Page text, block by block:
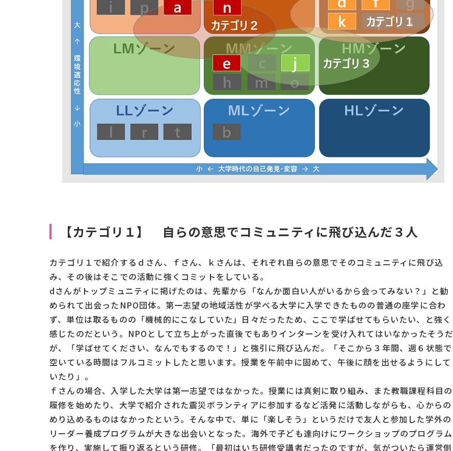
【カテゴリ１】 自らの意思でコミュニティに飛び込んだ３人
カテゴリ１で紹介するｄさん、ｆさん、ｋさんは、それぞれ自らの意思でそのコミュニティに飛び込
み、その後はそこでの活動に強くコミットをしている。
dさんがトップミュニティに掲げたのは、先輩から「なんか面白い人がいるから会ってみない？」と勧
められて出会ったNPO団体。第一志望の地域活性が学べる大学に入学できたものの普通の座学に合わ
ず、単位は取るものの「機械的にこなしていた」日々だったため、ここで学ばせてもらいたい、と強く
感じたのだという。NPOとして立ち上がった直後でもありインターンを受け入れてはいなかったそうだ
が、「学ばせてください、なんでもするので！」と強引に飛び込んだ。「そこから３年間、週６状態で
空いている時間はフルコミットしたと思います。授業を午前中に固めて、午後に顔を出せるようにして
いたり」。
ｆさんの場合、入学した大学は第一志望ではなかった。授業には真剣に取り組み、また教職課程科目の
履修を始めたり、大学で紹介された震災ボランティアに参加するなど活発に活動しながらも、心からの
めり込めるものはなかったという。そんな中で、単に「楽しそう」というだけで友人と参加した学外の
リーダー養成プログラムが大きな出会いとなった。海外で子ども達向けにワークショップのプログラム
を作り、実施して振り返るという研修。「最初はいち研修受講者だったのですが、気がついたら運営側